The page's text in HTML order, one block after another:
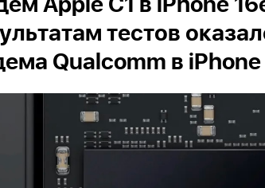
Apple C1 в iPhone
тестов
Qualcomm в iPhone